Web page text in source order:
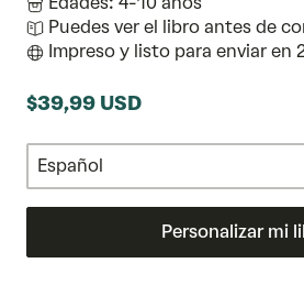
Puedes ver el libro antes de
Impreso y listo para enviar en
$39,99 USD
Personalizar mi